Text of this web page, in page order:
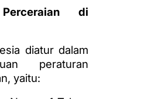
di
diatur dalam
peraturan
yaitu: